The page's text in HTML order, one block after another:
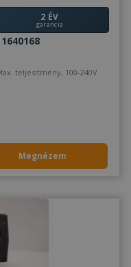
2 ÉV
garancia
Megnézem